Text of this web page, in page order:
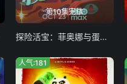
第10集完结
探险活宝：菲奥娜与蛋糕 第二季
人气:181